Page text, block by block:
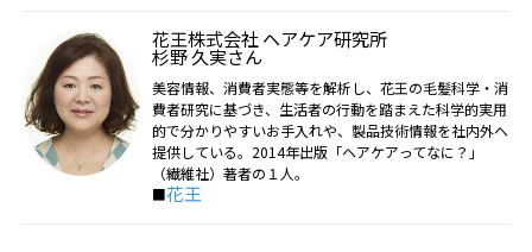
花王株式会社 ヘアケア研究所
杉野 久実さん
美容情報、消費者実態等を解析し、花王の毛髪科学・消
費者研究に基づき、生活者の行動を踏まえた科学的実用
的で分かりやすいお手入れや、製品技術情報を社内外へ
提供している。2014年出版「ヘアケアってなに？」
（繊維社）著者の１人。
■花王